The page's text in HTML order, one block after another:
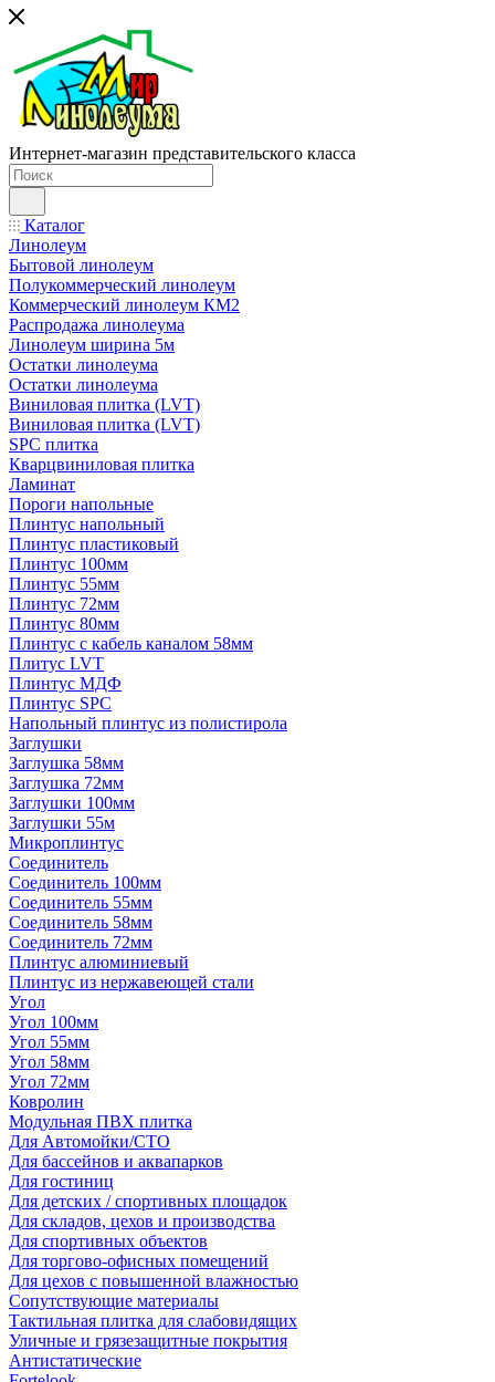
Интернет-магазин представительского класса
Каталог
Линолеум
Бытовой линолеум
Полукоммерческий линолеум
Коммерческий линолеум КМ2
Распродажа линолеума
Линолеум ширина 5м
Остатки линолеума
Остатки линолеума
Виниловая плитка (LVT)
Виниловая плитка (LVT)
SPC плитка
Кварцвиниловая плитка
Ламинат
Пороги напольные
Плинтус напольный
Плинтус пластиковый
Плинтус 100мм
Плинтус 55мм
Плинтус 72мм
Плинтус 80мм
Плинтус с кабель каналом 58мм
Плитус LVT
Плинтус МДФ
Плинтус SPC
Напольный плинтус из полистирола
Заглушки
Заглушка 58мм
Заглушка 72мм
Заглушки 100мм
Заглушки 55м
Микроплинтус
Соединитель
Соединитель 100мм
Соединитель 55мм
Соединитель 58мм
Соединитель 72мм
Плинтус алюминиевый
Плинтус из нержавеющей стали
Угол
Угол 100мм
Угол 55мм
Угол 58мм
Угол 72мм
Ковролин
Модульная ПВХ плитка
Для Автомойки/СТО
Для бассейнов и аквапарков
Для гостиниц
Для детских / спортивных площадок
Для складов, цехов и производства
Для спортивных объектов
Для торгово-офисных помещений
Для цехов с повышенной влажностью
Сопутствующие материалы
Тактильная плитка для слабовидящих
Уличные и грязезащитные покрытия
Антистатические